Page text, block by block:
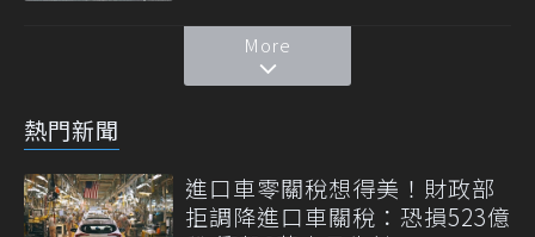
More
熱門新聞
進口車零關稅想得美！財政部
拒調降進口車關稅：恐損523億